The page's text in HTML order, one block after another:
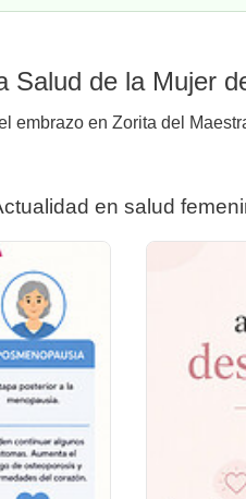
Salud de la Mujer
embrazo en Zorita del
en salud